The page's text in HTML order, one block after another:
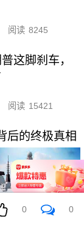
阅读 8245
这脚刹车，
阅读 15421
后的终极真相
08-03
0 0